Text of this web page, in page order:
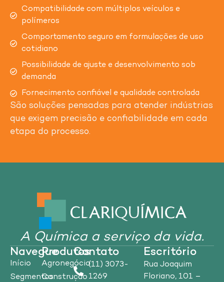
Compatibilidade com múltiplos veículos e
polímeros
Comportamento seguro em formulações de uso
cotidiano
Possibilidade de ajuste e desenvolvimento sob
demanda
Fornecimento confiável e qualidade controlada
São soluções pensadas para atender indústrias
que exigem precisão e confiabilidade em cada
etapa do processo.
A Química a serviço da vida.
Navegue
Início
Segmentos
Produtos
Agronegócio
Construção
Contato
(11) 3073-
1269
Escritório
Rua Joaquim
Floriano, 101 –